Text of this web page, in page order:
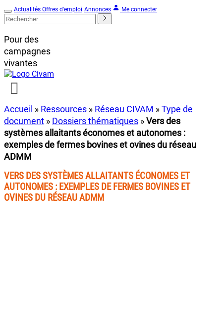
Actualités Offres d'emploi Annonces Me connecter
Pour des
campagnes
vivantes
Accueil » Ressources » Réseau CIVAM »Type de
document » Dossiers thématiques »Vers des
systèmes allaitants économes et autonomes :
exemples de fermes bovines et ovines du réseau
ADMM
VERS DES SYSTÈMES ALLAITANTS ÉCONOMES ET
AUTONOMES : EXEMPLES DE FERMES BOVINES ET
OVINES DU RÉSEAU ADMM